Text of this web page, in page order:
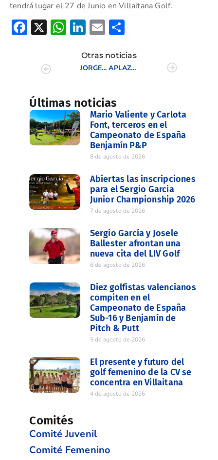
tendrá lugar el 27 de Junio en Villaitana Golf.
Facebook
X WhatsApp
LinkedIn
Email
Otras noticias
JORGE SANCHO Y MARTA PEREZ SUBCAMPEONES EN EL CAMPEONATO DE ESPAÑA
APLAZADA LA COPA FEDERACIÓN
Últimas noticias
Mario Valiente y Carlota
Font, terceros en el
Campeonato de España
Benjamín P&P
8 de agosto de 2026
Abiertas las inscripciones
para el Sergio Garcia
Junior Championship 2026
7 de agosto de 2026
Sergio García y Josele
Ballester afrontan una
nueva cita del LIV Golf
6 de agosto de 2026
Diez golfistas valencianos
compiten en el
Campeonato de España
Sub-16 y Benjamín de
Pitch & Putt
5 de agosto de 2026
El presente y futuro del
golf femenino de la CV se
concentra en Villaitana
4 de agosto de 2026
Comités
Comité Juvenil
Comité Femenino